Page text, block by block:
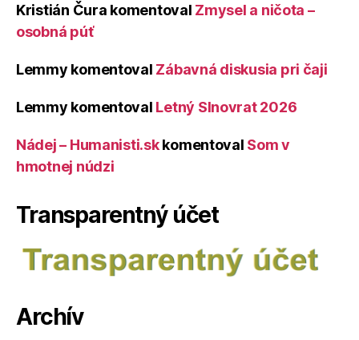
Kristián Čura komentoval Zmysel a ničota –
osobná púť
Lemmy komentoval Zábavná diskusia pri čaji
Lemmy komentoval Letný Slnovrat 2026
Nádej – Humanisti.skkomentoval Som v
hmotnej núdzi
Transparentný účet
Archív